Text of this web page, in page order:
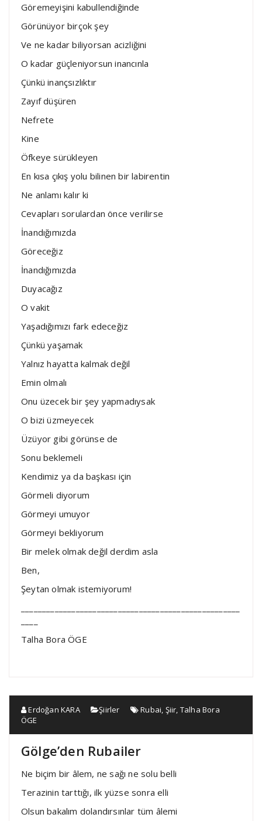
Göremeyişini kabullendiğinde
Görünüyor birçok şey
Ve ne kadar biliyorsan acizliğini
O kadar güçleniyorsun inancınla
Çünkü inançsızlıktır
Zayıf düşüren
Nefrete
Kine
Öfkeye sürükleyen
En kısa çıkış yolu bilinen bir labirentin
Ne anlamı kalır ki
Cevapları sorulardan önce verilirse
İnandığımızda
Göreceğiz
İnandığımızda
Duyacağız
O vakit
Yaşadığımızı fark edeceğiz
Çünkü yaşamak
Yalnız hayatta kalmak değil
Emin olmalı
Onu üzecek bir şey yapmadıysak
O bizi üzmeyecek
Üzüyor gibi görünse de
Sonu beklemeli
Kendimiz ya da başkası için
Görmeli diyorum
Görmeyi umuyor
Görmeyi bekliyorum
Bir melek olmak değil derdim asla
Ben,
Şeytan olmak istemiyorum!
Talha Bora ÖGE
Erdoğan KARA Şiirler Rubai, Şiir, Talha Bora
ÖGE
Gölge’den Rubailer
Ne biçim bir âlem, ne sağı ne solu belli
Terazinin tarttığı, ilk yüzse sonra elli
Olsun bakalım dolandırsınlar tüm âlemi